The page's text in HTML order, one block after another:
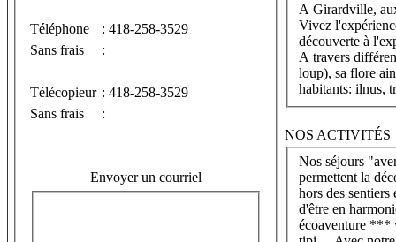
Téléphone
: 418-258-3529
Sans frais
:
Télécopieur
: 418-258-3529
Sans frais
:
Envoyer un courriel
A Girardville,
Vivez
découverte à
A travers
loup), sa flore
habitants: ilnus,
NOS ACTIVITÉS
Nos séjours
permettent la
hors des
d'être en
écoaventure ***